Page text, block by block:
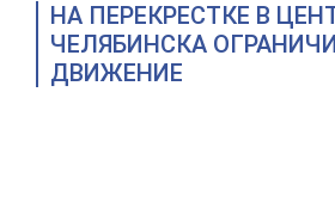
НА ПЕРЕКРЕСТКЕ В
ЧЕЛЯБИНСКА
ДВИЖЕНИЕ